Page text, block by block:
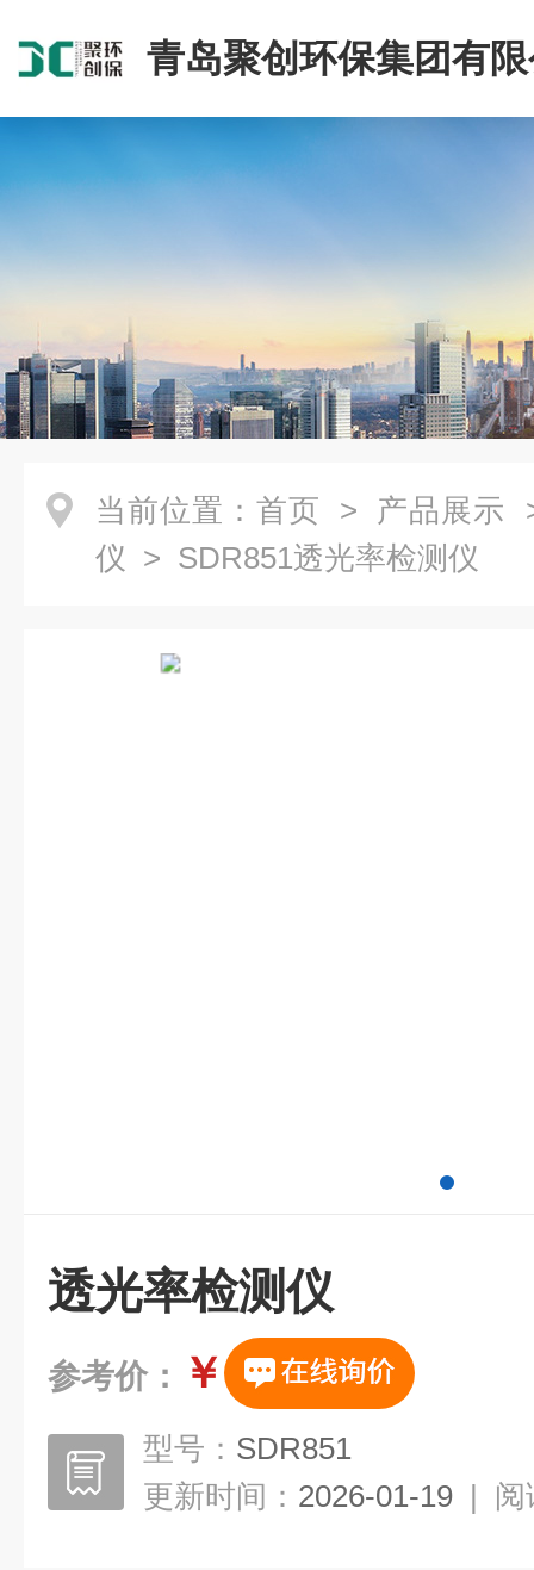
青岛聚创环保集团有
当前位置： 首页 > 产品展示
仪 > SDR851透光率检测仪
透光率检测仪
参考价： ￥
型号： SDR851
更新时间： 2026-01-19 | 阅